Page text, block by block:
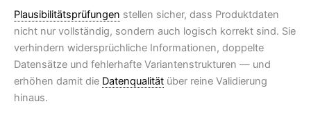
Plausibilitätsprüfungen stellen sicher, dass Produktdaten
nicht nur vollständig, sondern auch logisch korrekt sind. Sie
verhindern widersprüchliche Informationen, doppelte
Datensätze und fehlerhafte Variantenstrukturen — und
erhöhen damit die Datenqualität über reine Validierung
hinaus.